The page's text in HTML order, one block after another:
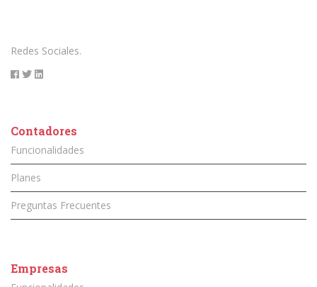
Redes Sociales.
Contadores
Funcionalidades
Planes
Preguntas Frecuentes
Empresas